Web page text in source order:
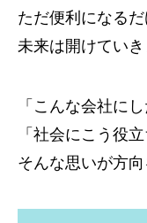
ただ便利になる
未来は開けていき
「こんな会社にし
「社会にこう役立
そんな思いが方向